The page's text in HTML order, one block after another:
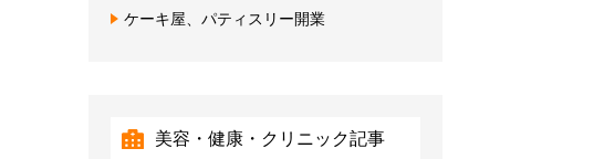
ケーキ屋、パティスリー開業
美容・健康・クリニック記事